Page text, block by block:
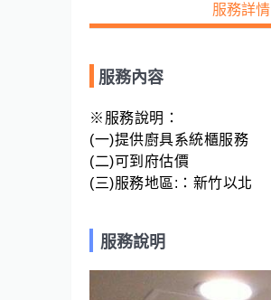
服務詳情
服務內容
※服務說明：
(一)提供廚具系統櫃服務
(二)可到府估價
(三)服務地區:：新竹以北
服務說明